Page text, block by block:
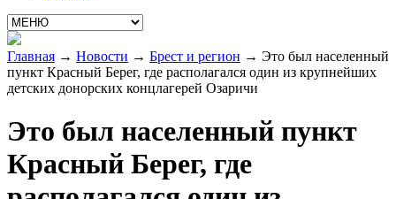
Главная → Новости → Брест и регион → Это был населенный
пункт Красный Берег, где располагался один из крупнейших
детских донорских концлагерей Озаричи
Это был населенный пункт
Красный Берег, где